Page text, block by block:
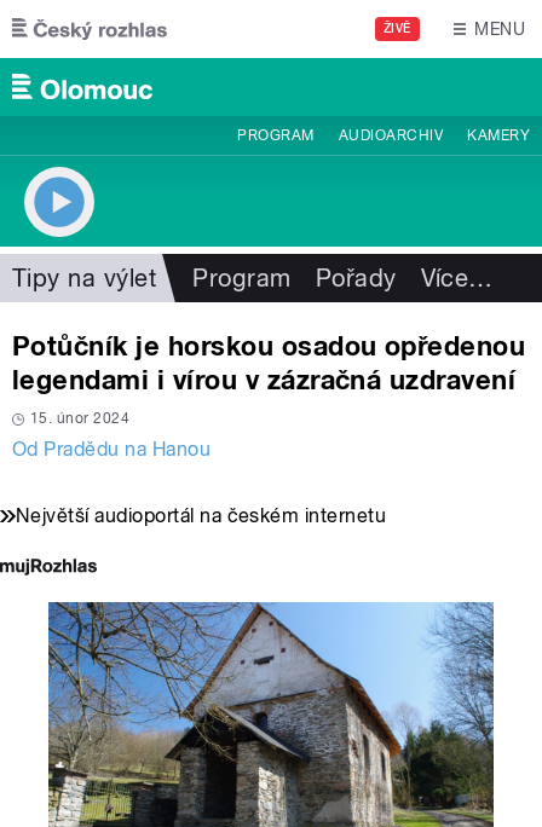
Přejít k hlavnímu obsahu
ŽIVĚ MENU
PROGRAM AUDIOARCHIV KAMERY
Tipy na výlet Program Pořady Více…
Potůčník je horskou osadou opředenou
legendami i vírou v zázračná uzdravení
15. únor 2024
Od Pradědu na Hanou
Největší audioportál na českém internetu